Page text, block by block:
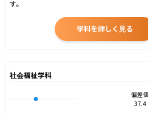
す。
学科を詳しく見る
社会福祉学科
偏差
37.4